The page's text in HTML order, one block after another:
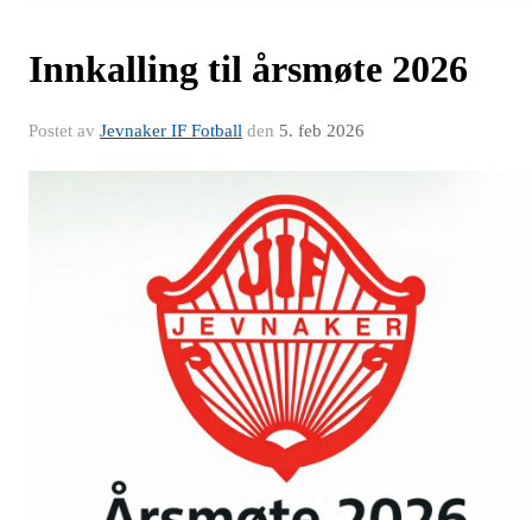
Innkalling til årsmøte 2026
Postet av Jevnaker IF Fotball den 5. feb 2026